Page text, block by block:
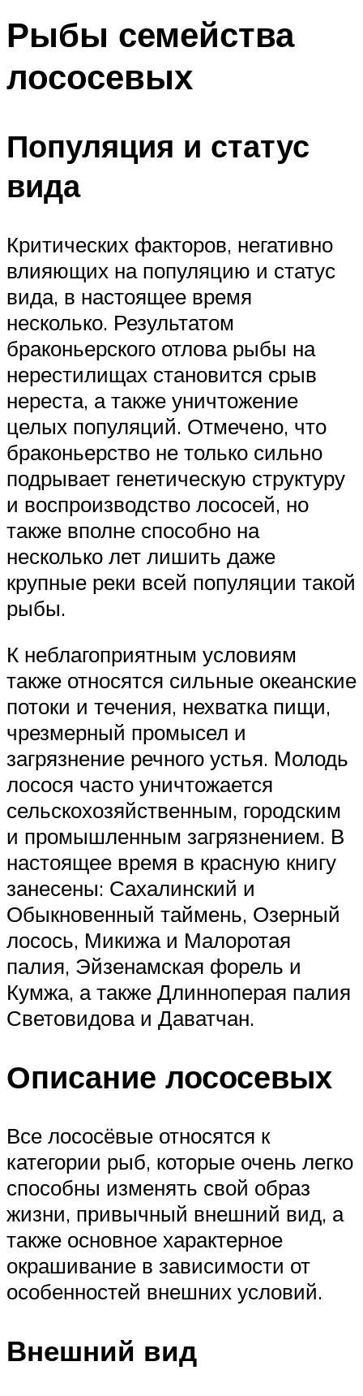
Рыбы семейства
лососевых
Популяция и статус
вида
Критических факторов, негативно
влияющих на популяцию и статус
вида, в настоящее время
несколько. Результатом
браконьерского отлова рыбы на
нерестилищах становится срыв
нереста, а также уничтожение
целых популяций. Отмечено, что
браконьерство не только сильно
подрывает генетическую структуру
и воспроизводство лососей, но
также вполне способно на
несколько лет лишить даже
крупные реки всей популяции такой
рыбы.
К неблагоприятным условиям
также относятся сильные океанские
потоки и течения, нехватка пищи,
чрезмерный промысел и
загрязнение речного устья. Молодь
лосося часто уничтожается
сельскохозяйственным, городским
и промышленным загрязнением. В
настоящее время в красную книгу
занесены: Сахалинский и
Обыкновенный таймень, Озерный
лосось, Микижа и Малоротая
палия, Эйзенамская форель и
Кумжа, а также Длинноперая палия
Световидова и Даватчан.
Описание лососевых
Все лососёвые относятся к
категории рыб, которые очень легко
способны изменять свой образ
жизни, привычный внешний вид, а
также основное характерное
окрашивание в зависимости от
особенностей внешних условий.
Внешний вид